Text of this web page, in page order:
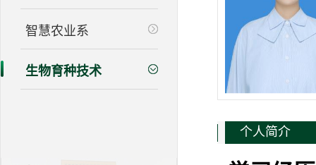
智慧农业系
生物育种技术
个人简介